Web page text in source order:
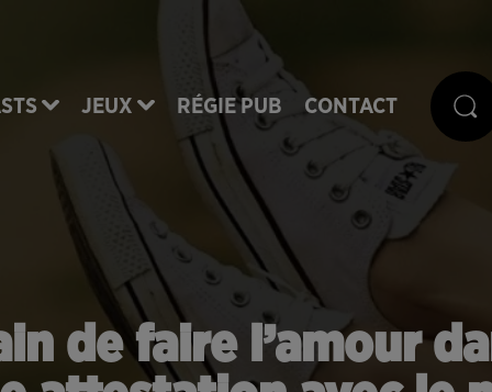
JEUX RÉGIE PUB CONTACT
de faire l’amour